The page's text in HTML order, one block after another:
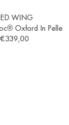
WING
Oxford In Pelle
€339,00